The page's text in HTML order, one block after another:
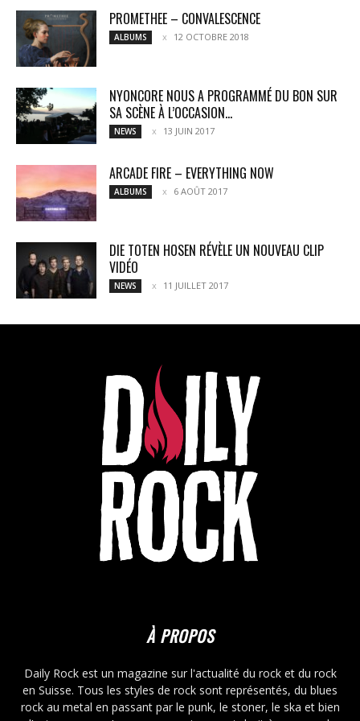
PROMETHEE – CONVALESCENCE
ALBUMS 12 OCTOBRE 2018
NYONCORE NOUS A PROGRAMMÉ DU BON SUR
SA SCÈNE À L’OCCASION...
NEWS 13 JUIN 2017
ARCADE FIRE – EVERYTHING NOW
ALBUMS 6 AOÛT 2017
DIE TOTEN HOSEN RÉVÈLE UN NOUVEAU CLIP
VIDÉO
NEWS 11 JUILLET 2017
À PROPOS
Daily Rock est un magazine sur l'actualité du rock et du rock
en Suisse. Tous les styles de rock sont représentés, du blues
rock au metal en passant par le punk, le stoner, le ska et bien